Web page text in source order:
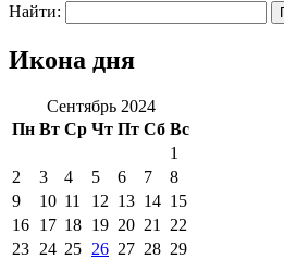
Найти:
Икона дня
Сентябрь 2024
Пн Вт Ср Чт Пт Сб Вс
1
2
3 4 5 6 7
8
9
10 11 12 13 14 15
16 17 18 19 20 21
22
23 24 25 26 27 28 29